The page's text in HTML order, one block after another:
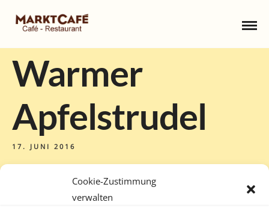
Cookie-Zustimmung
verwalten
Warmer
Apfelstrudel
17. JUNI 2016